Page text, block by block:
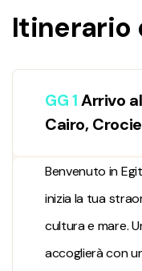
Itinerario
GG 1Arrivo
Cairo,
Benvenuto in
inizia la tua
cultura e mare.
accoglierà con